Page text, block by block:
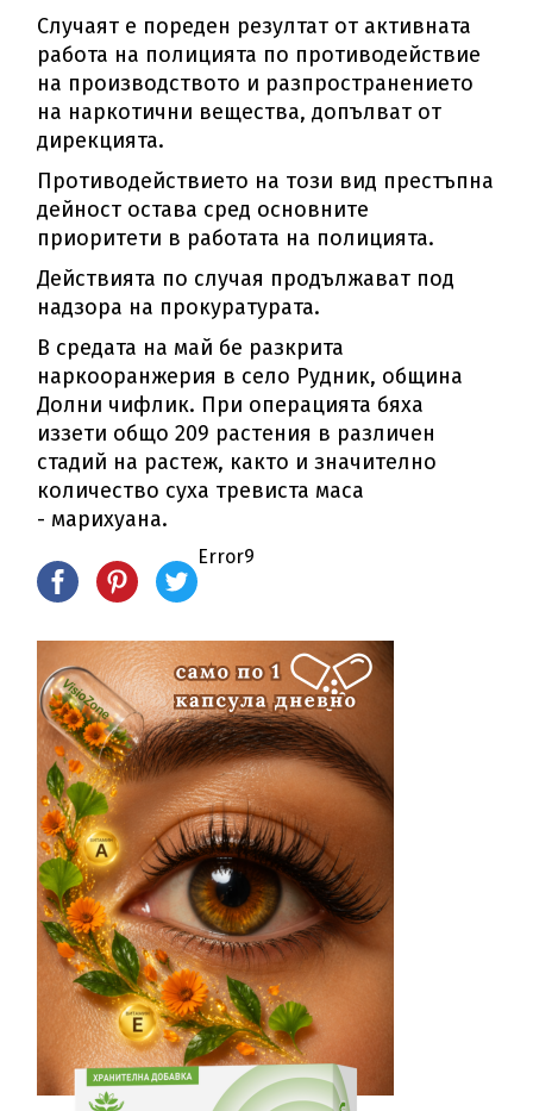
Случаят е пореден резултат от активната
работа на полицията по противодействие
на производството и разпространението
на наркотични вещества, допълват от
дирекцията.
Противодействието на този вид престъпна
дейност остава сред основните
приоритети в работата на полицията.
Действията по случая продължават под
надзора на прокуратурата.
В средата на май бе разкрита
наркооранжерия в село Рудник, община
Долни чифлик. При операцията бяха
иззети общо 209 растения в различен
стадий на растеж, както и значително
количество суха тревиста маса
- марихуана.
Error9